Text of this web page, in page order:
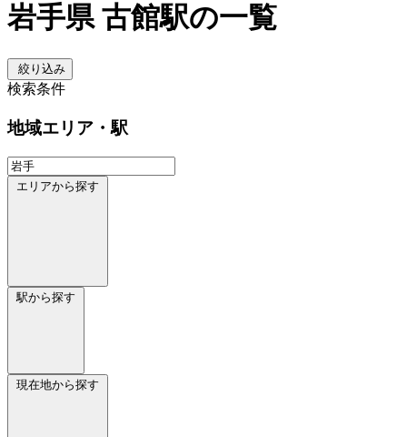
岩手県 古館駅の一覧
絞り込み
検索条件
地域エリア・駅
エリアから探す
駅から探す
現在地から探す